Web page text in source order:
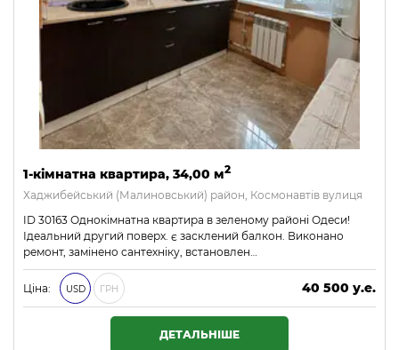
1-кімнатна квартира, 34,00 м2
Хаджибейський (Малиновський) район, Космонавтів вулиця
ID 30163 Однокімнатна квартира в зеленому районі Одеси!
Ідеальний другий поверх. є засклений балкон. Виконано
ремонт, замінено сантехніку, встановлен…
Ціна: USD ГРН
40 500 у.е.
1 741 500 ₴
ДЕТАЛЬНІШЕ